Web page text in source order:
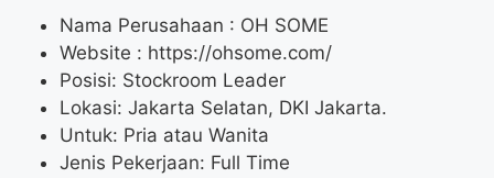
Nama Perusahaan : OH SOME
Website : https://ohsome.com/
Posisi: Stockroom Leader
Lokasi: Jakarta Selatan, DKI Jakarta.
Untuk: Pria atau Wanita
Jenis Pekerjaan: Full Time